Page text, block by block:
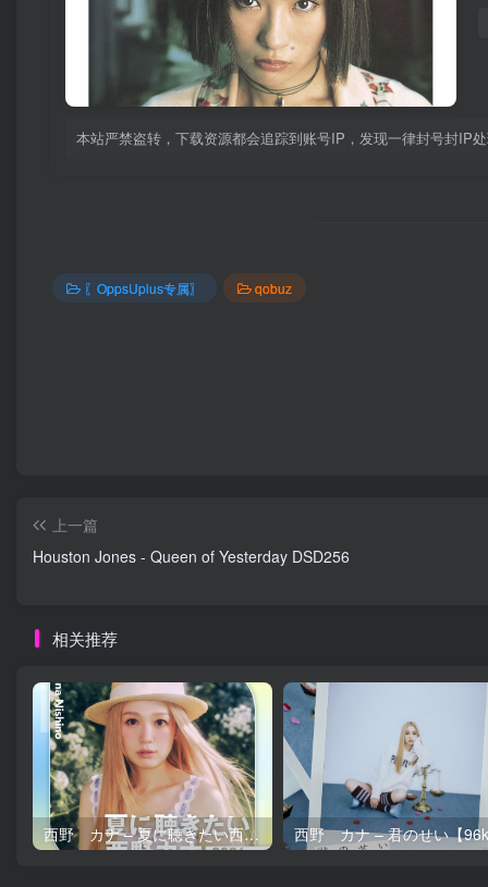
本站严禁盗转，下载资源都会追踪到账号IP，发现一律封号封IP
〖OppsUplus专属〗 qobuz
上一篇
Houston Jones - Queen of Yesterday DSD256
相关推荐
西野 カナ – 夏に聴きたい西野カナ2026【44.1kHz／16bit】日本区